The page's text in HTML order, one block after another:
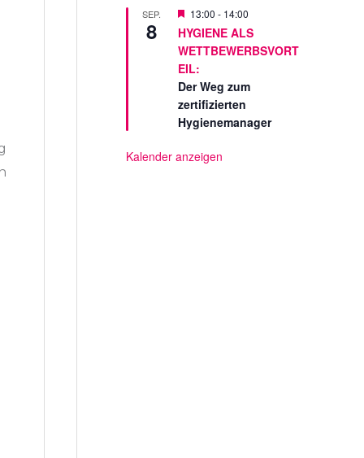
l
SEP.
8
V
o
r
g
e
s
t
e
l
13:00 - 14:00
HYGIENE ALS
WETTBEWERBSVORT
EIL:
Der Weg zum
zertifizierten
Hygienemanager
Kalender anzeigen